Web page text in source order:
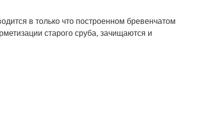
в только что построенном бревенчатом
старого сруба, зачищаются и